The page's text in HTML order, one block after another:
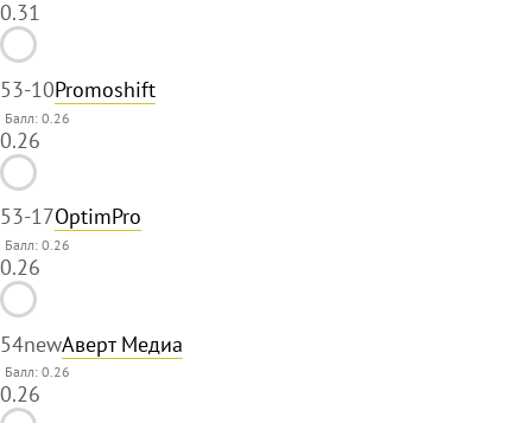
0.31
53-10Promoshift
Балл: 0.26
0.26
53-17OptimPro
Балл: 0.26
0.26
54newАверт Медиа
Балл: 0.26
0.26